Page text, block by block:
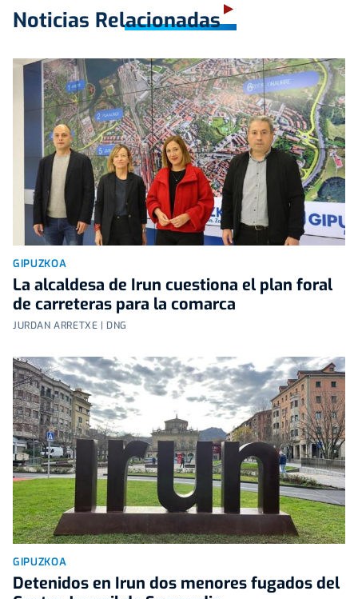
Noticias Relacionadas
GIPUZKOA
La alcaldesa de Irun cuestiona el plan foral
de carreteras para la comarca
JURDAN ARRETXE | DNG
GIPUZKOA
Detenidos en Irun dos menores fugados del